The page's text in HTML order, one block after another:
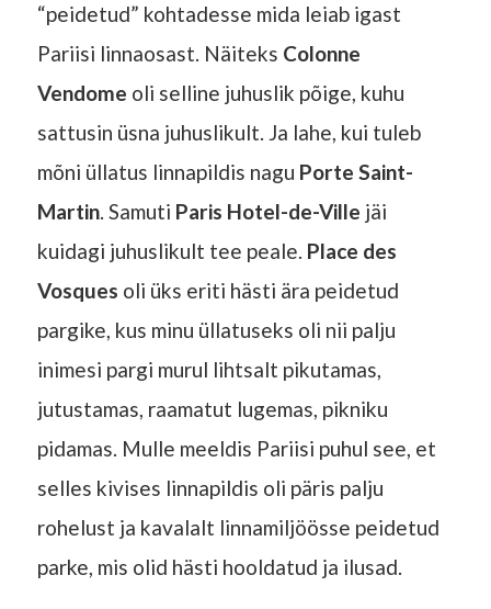
“peidetud” kohtadesse mida leiab igast
Pariisi linnaosast. Näiteks Colonne
Vendome oli selline juhuslik põige, kuhu
sattusin üsna juhuslikult. Ja lahe, kui tuleb
mõni üllatus linnapildis nagu Porte Saint-
Martin. Samuti Paris Hotel-de-Ville jäi
kuidagi juhuslikult tee peale. Place des
Vosques oli üks eriti hästi ära peidetud
pargike, kus minu üllatuseks oli nii palju
inimesi pargi murul lihtsalt pikutamas,
jutustamas, raamatut lugemas, pikniku
pidamas. Mulle meeldis Pariisi puhul see, et
selles kivises linnapildis oli päris palju
rohelust ja kavalalt linnamiljöösse peidetud
parke, mis olid hästi hooldatud ja ilusad.